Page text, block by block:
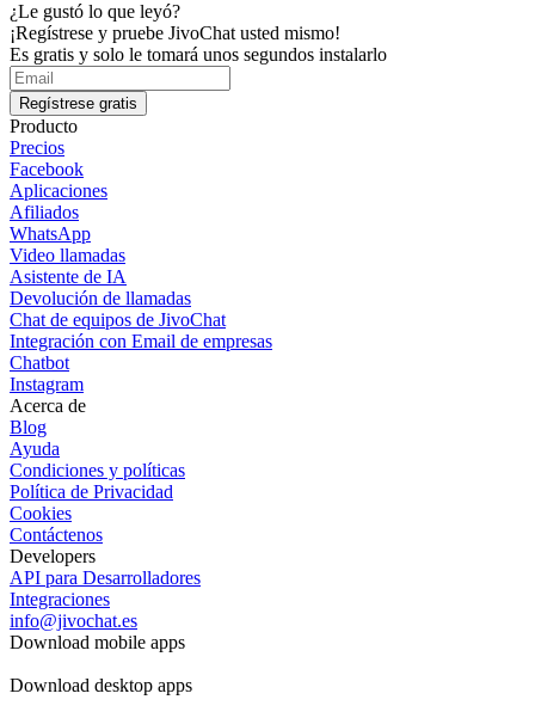
¿Le gustó lo que leyó?
¡Regístrese y pruebe JivoChat usted mismo!
Es gratis y solo le tomará unos segundos instalarlo
Regístrese gratis
Producto
Precios
Facebook
Aplicaciones
Afiliados
WhatsApp
Video llamadas
Asistente de IA
Devolución de llamadas
Chat de equipos de JivoChat
Integración con Email de empresas
Chatbot
Instagram
Acerca de
Blog
Ayuda
Condiciones y políticas
Política de Privacidad
Cookies
Contáctenos
Developers
API para Desarrolladores
Integraciones
info@jivochat.es
Download mobile apps
Download desktop apps